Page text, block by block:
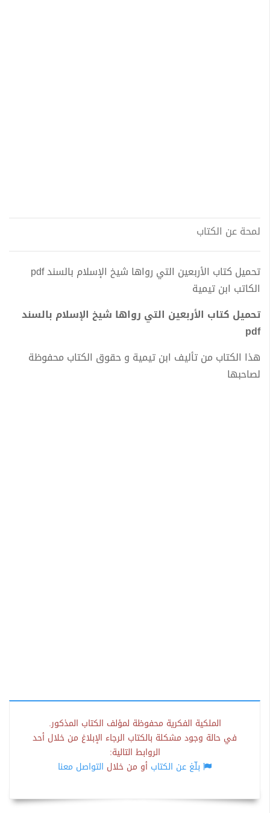
لمحة عن الكتاب
تحميل كتاب الأربعين التي رواها شيخ الإسلام بالسند pdf
الكاتب ابن تيمية
تحميل كتاب الأربعين التي رواها شيخ الإسلام بالسند
pdf
هذا الكتاب من تأليف ابن تيمية و حقوق الكتاب محفوظة
لصاحبها
الملكية الفكرية محفوظة لمؤلف الكتاب المذكور.
في حالة وجود مشكلة بالكتاب الرجاء الإبلاغ من خلال أحد
الروابط التالية:
بلّغ عن الكتاب أو من خلال التواصل معنا